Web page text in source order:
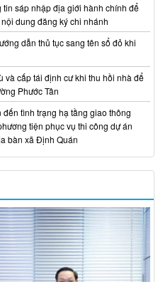
sáp nhập địa giới hành chính để
dung đăng ký chi nhánh
dẫn thủ tục sang tên sổ đỏ khi
và cấp tái định cư khi thu hồi nhà để
Phước Tân
tình trạng hạ tầng giao thông
tiện phục vụ thi công dự án
bàn xã Định Quán